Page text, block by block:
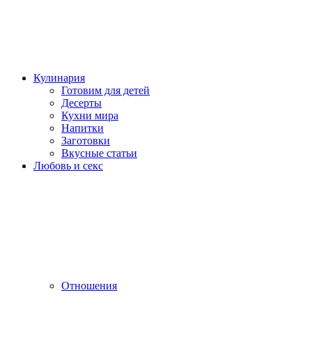
Кулинария
Готовим для детей
Десерты
Кухни мира
Напитки
Заготовки
Вкусные статьи
Любовь и секс
Отношения